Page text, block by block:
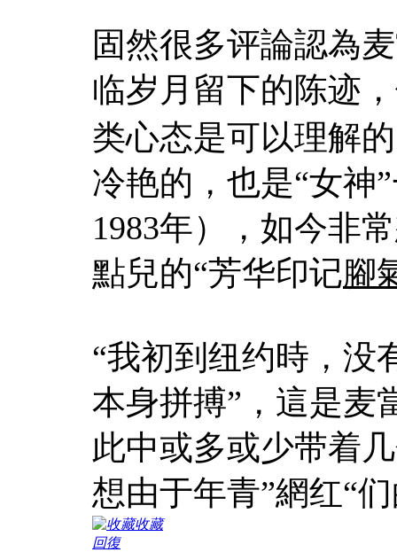
固然很多评論認為
临岁月留下的陈迹
类心态是可以理解
冷艳的，也是“女神
1983年），如今非
點兒的“芳华印记腳
“我初到纽约時，没
本身拼搏”，這是麦
此中或多或少带着
想由于年青”網红“
收藏
回復